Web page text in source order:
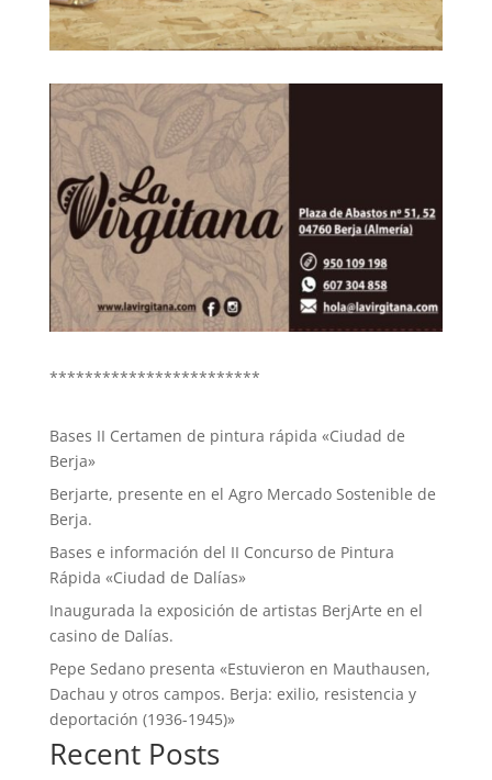
************************
Bases II Certamen de pintura rápida «Ciudad de
Berja»
Berjarte, presente en el Agro Mercado Sostenible de
Berja.
Bases e información del II Concurso de Pintura
Rápida «Ciudad de Dalías»
Inaugurada la exposición de artistas BerjArte en el
casino de Dalías.
Pepe Sedano presenta «Estuvieron en Mauthausen,
Dachau y otros campos. Berja: exilio, resistencia y
deportación (1936-1945)»
Recent Posts